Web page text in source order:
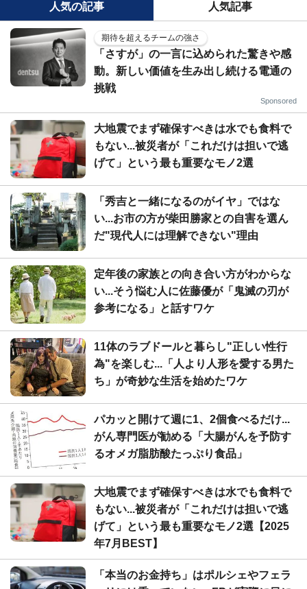
人気の記事 人気記事
期待を超えるチームの強さ
「さすが」の一言に込められた驚きや感
動。新しい価値を生み出し続ける電通の
挑戦
Sponsored
大地震でまず確保すべきは水でも食料で
もない...被災者が「これだけは担いで逃
げて」という最も重要なモノ2選
「秀吉と一緒になるのがイヤ」ではな
い...お市の方が柴田勝家との自害を選ん
だ"現代人には理解できない"理由
定年後の家族との向き合い方がわからな
い...そう悩む人に佐藤優が「鬼滅の刃が
参考になる」と話すワケ
11体のラブドールと暮らし"正しい性行
為"を楽しむ...「人より人形を愛する男た
ち」が奇妙な生活を始めたワケ
パカッと開けて週に1、2個食べるだけ...
がん専門医が勧める「大腸がんを予防す
るオメガ脂肪酸たっぷり食品」
大地震でまず確保すべきは水でも食料で
もない...被災者が「これだけは担いで逃
げて」という最も重要なモノ2選【2025
年7月BEST】
「本当のお金持ち」はポルシェやフェラ